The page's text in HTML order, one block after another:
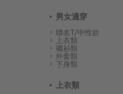
男女適穿
聯名T/中性款
上衣類
襯衫類
外套類
下身類
上衣類